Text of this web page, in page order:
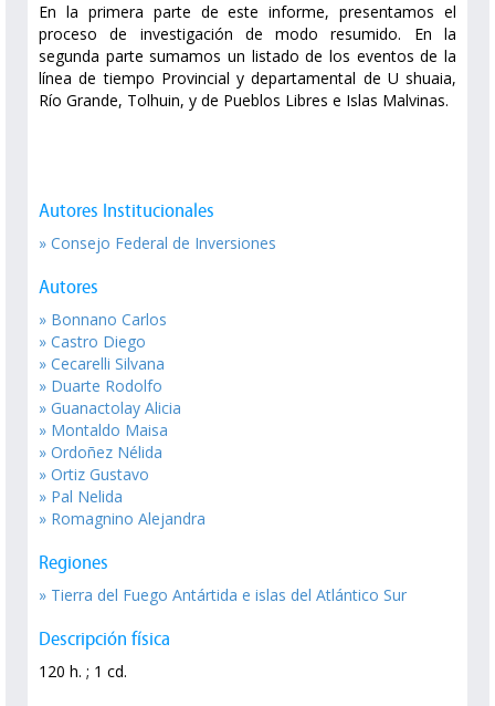
En la primera parte de este informe, presentamos el
proceso de investigación de modo resumido. En la
segunda parte sumamos un listado de los eventos de la
línea de tiempo Provincial y departamental de U shuaia,
Río Grande, Tolhuin, y de Pueblos Libres e Islas Malvinas.
Autores Institucionales
» Consejo Federal de Inversiones
Autores
» Bonnano Carlos
» Castro Diego
» Cecarelli Silvana
» Duarte Rodolfo
» Guanactolay Alicia
» Montaldo Maisa
» Ordoñez Nélida
» Ortiz Gustavo
» Pal Nelida
» Romagnino Alejandra
Regiones
» Tierra del Fuego Antártida e islas del Atlántico Sur
Descripción física
120 h. ; 1 cd.